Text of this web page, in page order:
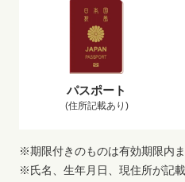
パスポート
(住所記載あり)
※期限付きのものは有効期限内
※氏名、生年月日、現住所が記